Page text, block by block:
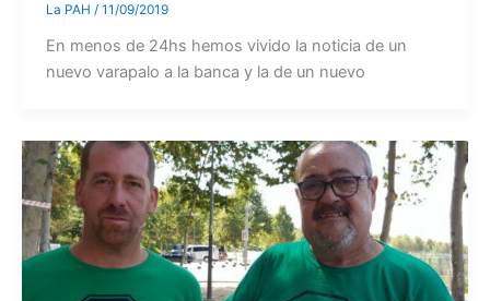
La PAH / 11/09/2019
En menos de 24hs hemos vivido la noticia de un
nuevo varapalo a la banca y la de un nuevo